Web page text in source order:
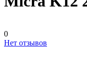
0
Нет отзывов